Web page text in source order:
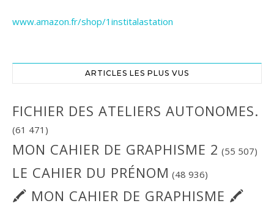
www.amazon.fr/shop/1institalastation
ARTICLES LES PLUS VUS
FICHIER DES ATELIERS AUTONOMES.
(61 471)
MON CAHIER DE GRAPHISME 2 (55 507)
LE CAHIER DU PRÉNOM (48 936)
🖍 MON CAHIER DE GRAPHISME 🖍